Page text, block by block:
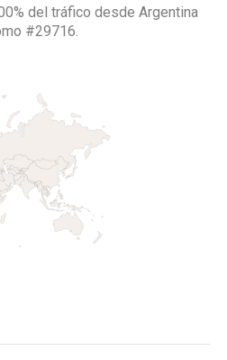
del tráfico desde Argentina
#29716.